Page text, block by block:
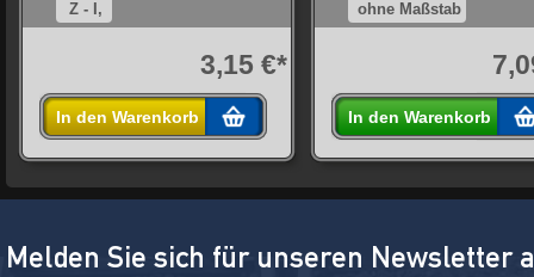
Z - I,
3,15 €*
In den Warenkorb
ohne Maßstab
In den Warenkorb
Melden Sie sich für unseren Newsletter